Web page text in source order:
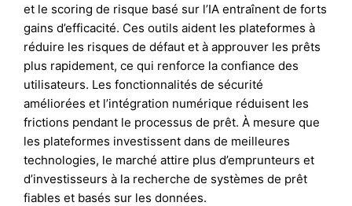
et le scoring de risque basé sur l’IA entraînent de forts
gains d’efficacité. Ces outils aident les plateformes à
réduire les risques de défaut et à approuver les prêts
plus rapidement, ce qui renforce la confiance des
utilisateurs. Les fonctionnalités de sécurité
améliorées et l’intégration numérique réduisent les
frictions pendant le processus de prêt. À mesure que
les plateformes investissent dans de meilleures
technologies, le marché attire plus d’emprunteurs et
d’investisseurs à la recherche de systèmes de prêt
fiables et basés sur les données.